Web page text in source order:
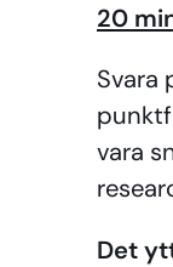
20
Svara
vara
Det